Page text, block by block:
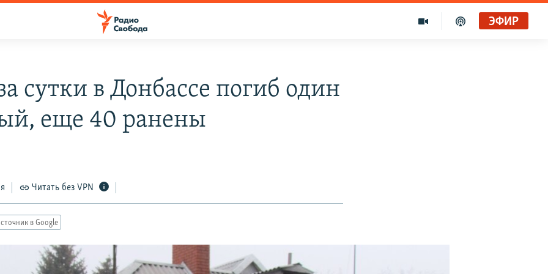
ЭФИР
сутки в Донбассе погиб один
еще 40 ранены
Читать без VPN
в Google